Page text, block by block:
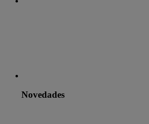
Novedades